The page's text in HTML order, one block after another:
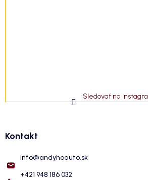
Sledovať na
Kontakt
info@andyhoauto.sk
+421 948 186 032